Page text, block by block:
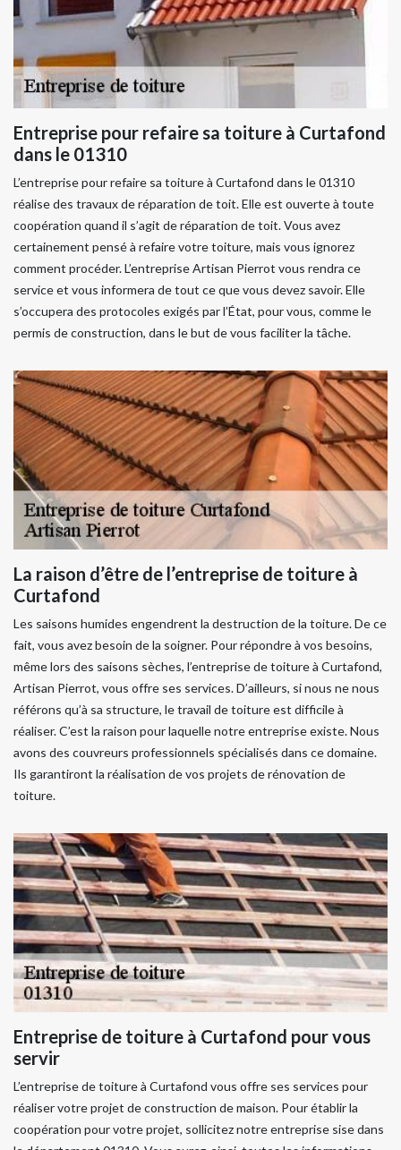
Entreprise pour refaire sa toiture à Curtafond
dans le 01310
L’entreprise pour refaire sa toiture à Curtafond dans le 01310
réalise des travaux de réparation de toit. Elle est ouverte à toute
coopération quand il s’agit de réparation de toit. Vous avez
certainement pensé à refaire votre toiture, mais vous ignorez
comment procéder. L’entreprise Artisan Pierrot vous rendra ce
service et vous informera de tout ce que vous devez savoir. Elle
s’occupera des protocoles exigés par l’État, pour vous, comme le
permis de construction, dans le but de vous faciliter la tâche.
La raison d’être de l’entreprise de toiture à
Curtafond
Les saisons humides engendrent la destruction de la toiture. De ce
fait, vous avez besoin de la soigner. Pour répondre à vos besoins,
même lors des saisons sèches, l’entreprise de toiture à Curtafond,
Artisan Pierrot, vous offre ses services. D’ailleurs, si nous ne nous
référons qu’à sa structure, le travail de toiture est difficile à
réaliser. C’est la raison pour laquelle notre entreprise existe. Nous
avons des couvreurs professionnels spécialisés dans ce domaine.
Ils garantiront la réalisation de vos projets de rénovation de
toiture.
Entreprise de toiture à Curtafond pour vous
servir
L’entreprise de toiture à Curtafond vous offre ses services pour
réaliser votre projet de construction de maison. Pour établir la
coopération pour votre projet, sollicitez notre entreprise sise dans